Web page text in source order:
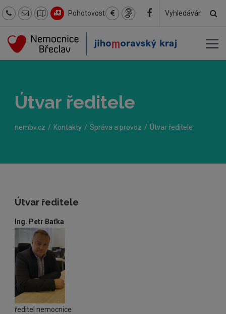
Pohotovost
Hledaný
Útvar ředitele
nembv.cz Kontakty Správa a provoz Útvar ředitele
Útvar ředitele
Ing. Petr Baťka
ředitel nemocnice